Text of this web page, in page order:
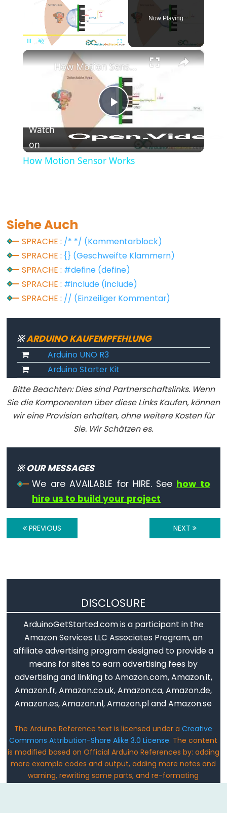
(Semikolon)
(Einzeiliger
Kommentar)
bool
float
int
long
short
size_t
String()
unsigned
char
unsigned
int
unsigned
long
void
Constants
Konstanten
Gleitkommazahlkonstanten
Integer-
Scope
Qualifiers
const
scope
static
Digital
Now Playing
×
Play
Video
How Motion Sensor Works
Watch
on
How Motion Sensor Works
Siehe Auch
SPRACHE : /* */ (Kommentarblock)
SPRACHE : {} (Geschweifte Klammern)
SPRACHE : #define (define)
SPRACHE : #include (include)
SPRACHE : // (Einzeiliger Kommentar)
※ARDUINO KAUFEMPFEHLUNG
Arduino UNO R3
Arduino Starter Kit
Bitte Beachten: Dies sind Partnerschaftslinks. Wenn
Sie die Komponenten über diese Links Kaufen, können
wir eine Provision erhalten, ohne weitere Kosten für
Sie. Wir Schätzen es.
※ OUR MESSAGES
We are AVAILABLE for HIRE. See how to
hire us to build your project
PREVIOUS NEXT
DISCLOSURE
ArduinoGetStarted.com is a participant in the
Amazon Services LLC Associates Program, an
affiliate advertising program designed to provide a
means for sites to earn advertising fees by
advertising and linking to Amazon.com, Amazon.it,
Amazon.fr, Amazon.co.uk, Amazon.ca, Amazon.de,
Amazon.es, Amazon.nl, Amazon.pl and Amazon.se
The Arduino Reference text is licensed under aCreative
Commons Attribution-Share Alike 3.0 License. The content
is modified based on Official Arduino References by: adding
more example codes and output, adding more notes and
warning, rewriting some parts, and re-formating